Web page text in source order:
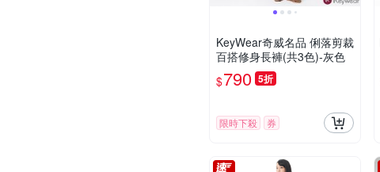
KeyWear奇威名品 俐落剪裁
百搭修身長褲(共3色)-灰色
$790 5折
限時下殺 券